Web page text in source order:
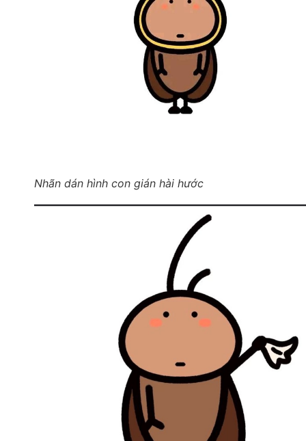
Nhãn dán hình con gián hài hước